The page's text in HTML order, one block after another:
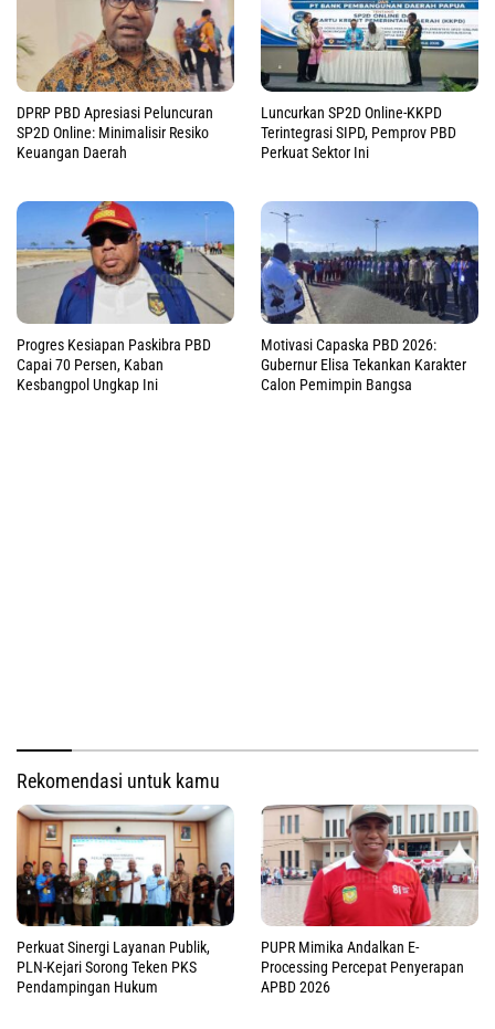
DPRP PBD Apresiasi Peluncuran
SP2D Online: Minimalisir Resiko
Keuangan Daerah
Luncurkan SP2D Online-KKPD
Terintegrasi SIPD, Pemprov PBD
Perkuat Sektor Ini
Progres Kesiapan Paskibra PBD
Capai 70 Persen, Kaban
Kesbangpol Ungkap Ini
Motivasi Capaska PBD 2026:
Gubernur Elisa Tekankan Karakter
Calon Pemimpin Bangsa
Rekomendasi untuk kamu
Perkuat Sinergi Layanan Publik,
PLN-Kejari Sorong Teken PKS
Pendampingan Hukum
PUPR Mimika Andalkan E-
Processing Percepat Penyerapan
APBD 2026